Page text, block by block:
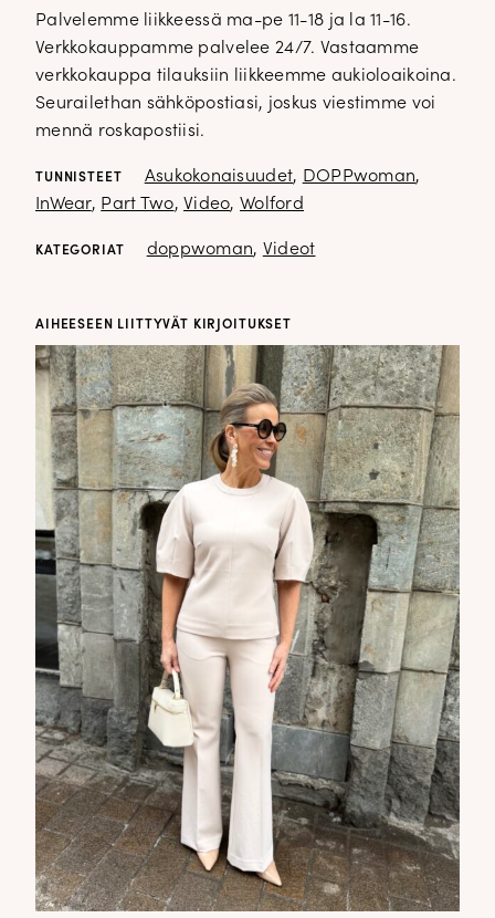
Palvelemme liikkeessä ma-pe 11-18 ja la 11-16.
Verkkokauppamme palvelee 24/7. Vastaamme
verkkokauppa tilauksiin liikkeemme aukioloaikoina.
Seurailethan sähköpostiasi, joskus viestimme voi
mennä roskapostiisi.
TUNNISTEET Asukokonaisuudet, DOPPwoman,
InWear, Part Two, Video,Wolford
KATEGORIAT doppwoman, Videot
AIHEESEEN LIITTYVÄT KIRJOITUKSET